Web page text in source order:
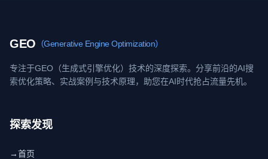
GEO （Generative Engine Optimization）
专注于GEO（生成式引擎优化）技术的深度探索。分享前沿的AI搜
索优化策略、实战案例与技术原理，助您在AI时代抢占流量先机。
探索发现
→首页